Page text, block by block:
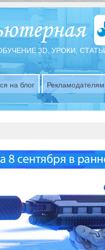
3D, УРОКИ,
на блог Рекламодателям